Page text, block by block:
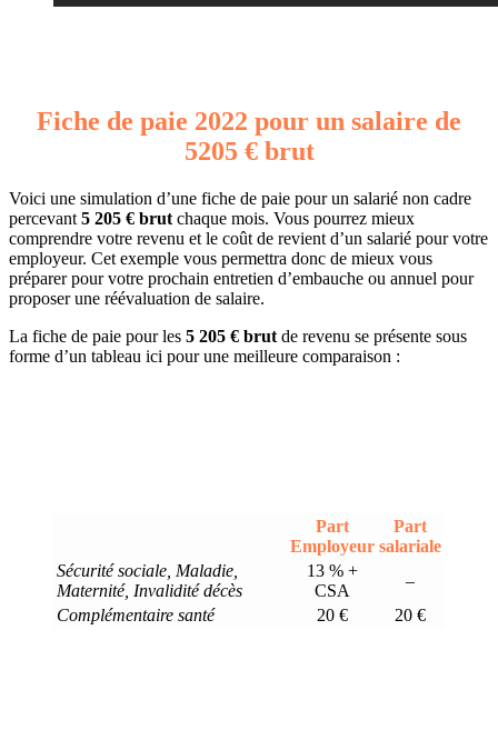
Fiche de paie 2022 pour un salaire de
5205 € brut
Voici une simulation d’une fiche de paie pour un salarié non cadre
percevant 5 205 € brut chaque mois. Vous pourrez mieux
comprendre votre revenu et le coût de revient d’un salarié pour votre
employeur. Cet exemple vous permettra donc de mieux vous
préparer pour votre prochain entretien d’embauche ou annuel pour
proposer une réévaluation de salaire.
La fiche de paie pour les 5 205 € brut de revenu se présente sous
forme d’un tableau ici pour une meilleure comparaison :
Part
Employeur
Part
salariale
Sécurité sociale, Maladie,
Maternité, Invalidité décès
13 % +
CSA
–
Complémentaire santé
20 € 20 €